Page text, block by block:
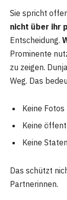
Sie spricht
nicht über ihr
Entscheidung.
Prominente
zu zeigen.
Weg. Das
Keine
Keine
Keine
Das schützt
Partnerinnen.